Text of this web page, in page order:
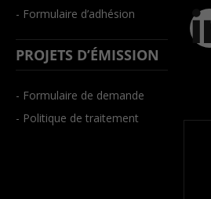
- Formulaire d’adhésion
PROJETS D’ÉMISSION
- Formulaire de demande
- Politique de traitement